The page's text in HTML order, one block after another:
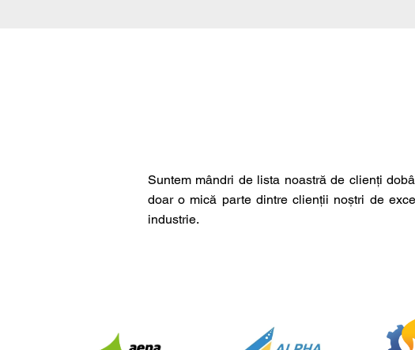
Suntem mândri de lista noastră de clienți
doar o mică parte dintre clienții noștri de
industrie.